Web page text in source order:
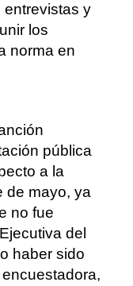
entrevistas y
los
norma en
pública
a la
de mayo, ya
no fue
del
haber sido